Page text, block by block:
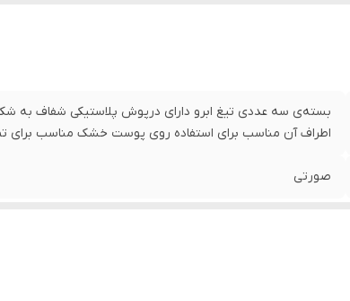
بسته‌ی سه عددی تیغ ابرو دارای درپوش پلاستیکی شفاف به
اطراف آن مناسب برای استفاده روی پوست خشک مناسب برای
صورتی